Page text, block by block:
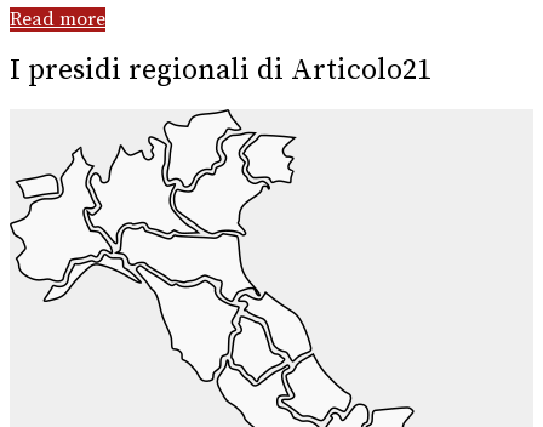
Read more
I presidi regionali di Articolo21